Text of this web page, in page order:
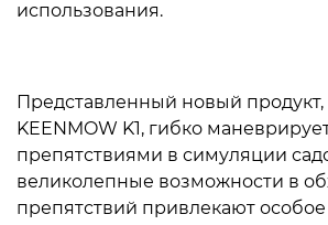
использования.
Представленный новый продукт,
KEENMOW K1, гибко
препятствиями в симуляции
великолепные возможности в
препятствий привлекают